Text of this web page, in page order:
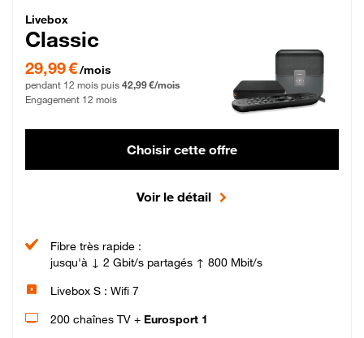
Livebox Classic Fibre
Livebox
Classic
29,99 € par mois pendant 12 mois puis 42,99 € par mois, Engagement 12 mois
29,99 €/mois
pendant 12 mois puis 42,99 €/mois
Engagement 12 mois
Choisir cette offre
Voir le détail
Fibre très rapide :
jusqu'à ↓ 2 Gbit/s partagés ↑ 800 Mbit/s
Livebox S : Wifi 7
200 chaînes TV + Eurosport 1